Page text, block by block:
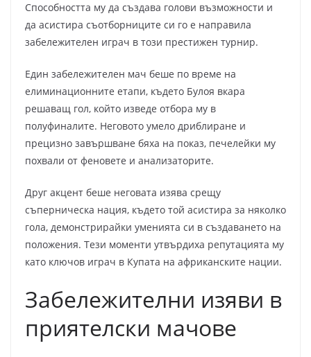
Способността му да създава голови възможности и
да асистира съотборниците си го е направила
забележителен играч в този престижен турнир.
Един забележителен мач беше по време на
елиминационните етапи, където Булоя вкара
решаващ гол, който изведе отбора му в
полуфиналите. Неговото умело дриблиране и
прецизно завършване бяха на показ, печелейки му
похвали от феновете и анализаторите.
Друг акцент беше неговата изява срещу
съперническа нация, където той асистира за няколко
гола, демонстрирайки уменията си в създаването на
положения. Тези моменти утвърдиха репутацията му
като ключов играч в Купата на африканските нации.
Забележителни изяви в
приятелски мачове